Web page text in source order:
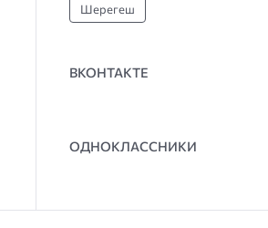
Шерегеш
ВКОНТАКТЕ
ОДНОКЛАССНИКИ